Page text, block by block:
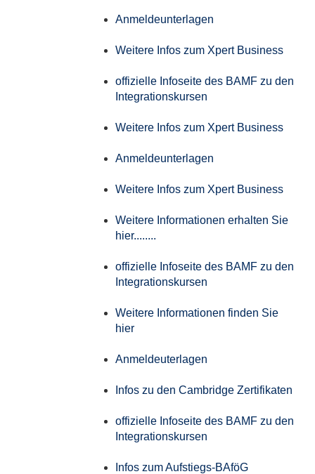
Anmeldeunterlagen
Weitere Infos zum Xpert Business
offizielle Infoseite des BAMF zu den
Integrationskursen
Weitere Infos zum Xpert Business
Anmeldeunterlagen
Weitere Infos zum Xpert Business
Weitere Informationen erhalten Sie
hier........
offizielle Infoseite des BAMF zu den
Integrationskursen
Weitere Informationen finden Sie
hier
Anmeldeuterlagen
Infos zu den Cambridge Zertifikaten
offizielle Infoseite des BAMF zu den
Integrationskursen
Infos zum Aufstiegs-BAföG